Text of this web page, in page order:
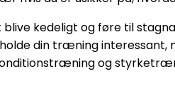
kedeligt og føre til
din træning interessant,
og